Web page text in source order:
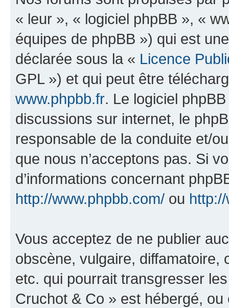
« leur », « logiciel phpBB », «
équipes de phpBB ») qui est
déclarée sous la « Licence
GPL ») et qui peut être
www.phpbb.fr. Le logiciel
discussions sur internet, le
responsable de la conduite et/
que nous n’acceptons pas. Si
d’informations concernant
http://www.phpbb.com/ ou
Vous acceptez de ne publier
obscène, vulgaire, diffamatoire,
etc. qui pourrait transgresser
Cruchot & Co » est hébergé,